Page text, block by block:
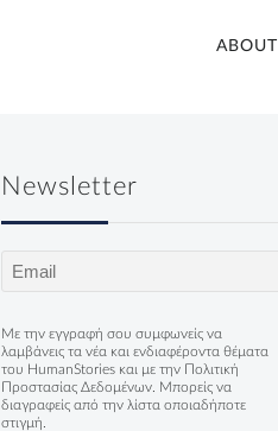
ABOUT
Newsletter
Email
Με την εγγραφή σου συμφωνείς να
λαμβάνεις τα νέα και ενδιαφέροντα θέματα
του HumanStories και με την Πολιτική
Προστασίας Δεδομένων. Μπορείς να
διαγραφείς από την λίστα οποιαδήποτε
στιγμή.